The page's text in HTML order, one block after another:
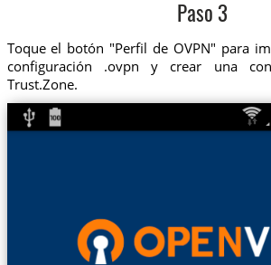
Paso 3
Toque el botón "Perfil de OVPN" para
configuración .ovpn y crear una
Trust.Zone.